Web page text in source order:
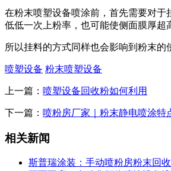
在粉末喷塑设备喷涂前，首先需要对
低低一次上粉率，也可能使侧面膜厚超
所以挂料的方式同样也会影响到粉末的
喷塑设备 粉末喷塑设备
上一篇： 喷塑设备回收粉如何利用
下一篇： 喷粉房厂家｜粉末静电喷涂特
相关新闻
斯普瑞涂装：手动喷粉房粉末回